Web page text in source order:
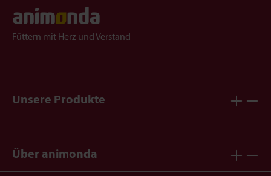
Füttern mit Herz und Verstand
Unsere Produkte
Über animonda